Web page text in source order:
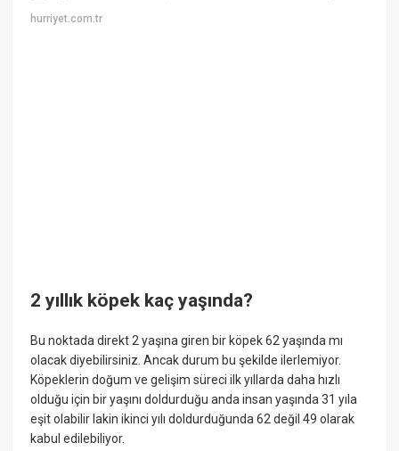
hurriyet.com.tr
2 yıllık köpek kaç yaşında?
Bu noktada direkt 2 yaşına giren bir köpek 62 yaşında mı
olacak diyebilirsiniz. Ancak durum bu şekilde ilerlemiyor.
Köpeklerin doğum ve gelişim süreci ilk yıllarda daha hızlı
olduğu için bir yaşını doldurduğu anda insan yaşında 31 yıla
eşit olabilir lakin ikinci yılı doldurduğunda 62 değil 49 olarak
kabul edilebiliyor.